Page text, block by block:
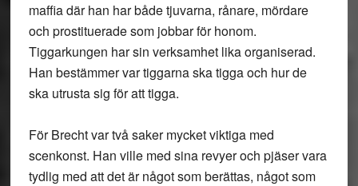
maffia där han har både tjuvarna, rånare, mördare
och prostituerade som jobbar för honom.
Tiggarkungen har sin verksamhet lika organiserad.
Han bestämmer var tiggarna ska tigga och hur de
ska utrusta sig för att tigga.
För Brecht var två saker mycket viktiga med
scenkonst. Han ville med sina revyer och pjäser vara
tydlig med att det är något som berättas, något som